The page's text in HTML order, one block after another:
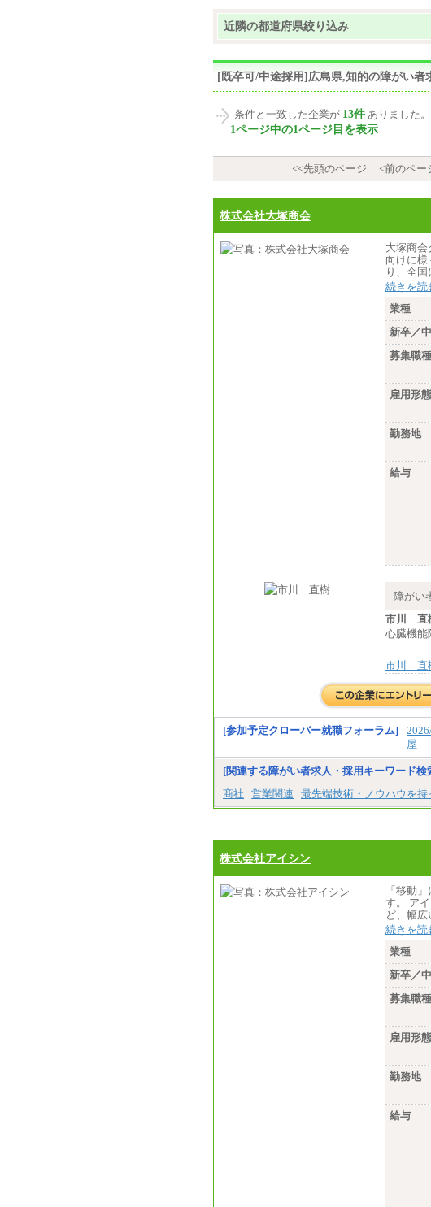
近隣の都道府県絞り込み
[既卒可/中途採用]広島県,知的の障がい者
条件と一致した企業が 13件 ありました。
1ページ中の1ページ目を表示
<<先頭のページ
<前のペー
株式会社大塚商会
大塚商会
向けに
り、全
続きを読
業種
新卒／
募集職種
雇用形態
勤務地
給与
障がい
市川 直
心臓機能
市川 直
[参加予定クローバー就職フォーラム]
屋
[関連する障がい者求人・採用キーワード検
商社
営業関連 最先端技術・ノウハウを持
株式会社アイシン
「移動
す。 ア
ど、幅
続きを読
業種
新卒／
募集職種
雇用形態
勤務地
給与